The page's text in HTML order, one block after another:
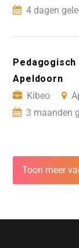
4 dagen
Apeldoorn
Kibeo
3 maanden
Toon meer